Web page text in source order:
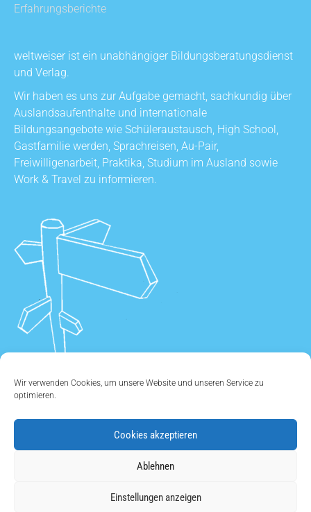
Wir verwenden Cookies, um unsere Website und unseren Service zu
optimieren.
Cookies akzeptieren
Ablehnen
Einstellungen anzeigen
Erfahrungsberichte
weltweiser ist ein unabhängiger Bildungsberatungsdienst
und Verlag.
Wir haben es uns zur Aufgabe gemacht, sachkundig über
Auslandsaufenthalte und internationale
Bildungsangebote wie Schüleraustausch, High School,
Gastfamilie werden, Sprachreisen, Au-Pair,
Freiwilligenarbeit, Praktika, Studium im Ausland sowie
Work & Travel zu informieren.